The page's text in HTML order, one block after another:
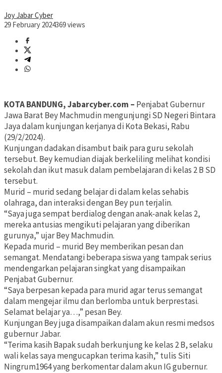
Joy Jabar Cyber
29 February 2024369 views
KOTA BANDUNG, Jabarcyber.com – Penjabat Gubernur
Jawa Barat Bey Machmudin mengunjungi SD Negeri Bintara
Jaya dalam kunjungan kerjanya di Kota Bekasi, Rabu
(29/2/2024).
Kunjungan dadakan disambut baik para guru sekolah
tersebut. Bey kemudian diajak berkeliling melihat kondisi
sekolah dan ikut masuk dalam pembelajaran di kelas 2 B SD
tersebut.
Murid – murid sedang belajar di dalam kelas sehabis
olahraga, dan interaksi dengan Bey pun terjalin.
“Saya juga sempat berdialog dengan anak-anak kelas 2,
mereka antusias mengikuti pelajaran yang diberikan
gurunya,” ujar Bey Machmudin.
Kepada murid – murid Bey memberikan pesan dan
semangat. Mendatangi beberapa siswa yang tampak serius
mendengarkan pelajaran singkat yang disampaikan
Penjabat Gubernur.
“Saya berpesan kepada para murid agar terus semangat
dalam mengejar ilmu dan berlomba untuk berprestasi.
Selamat belajar ya…,” pesan Bey.
Kunjungan Bey juga disampaikan dalam akun resmi medsos
gubernur Jabar.
“Terima kasih Bapak sudah berkunjung ke kelas 2 B, selaku
wali kelas saya mengucapkan terima kasih,” tulis Siti
Ningrum1964 yang berkomentar dalam akun IG gubernur.